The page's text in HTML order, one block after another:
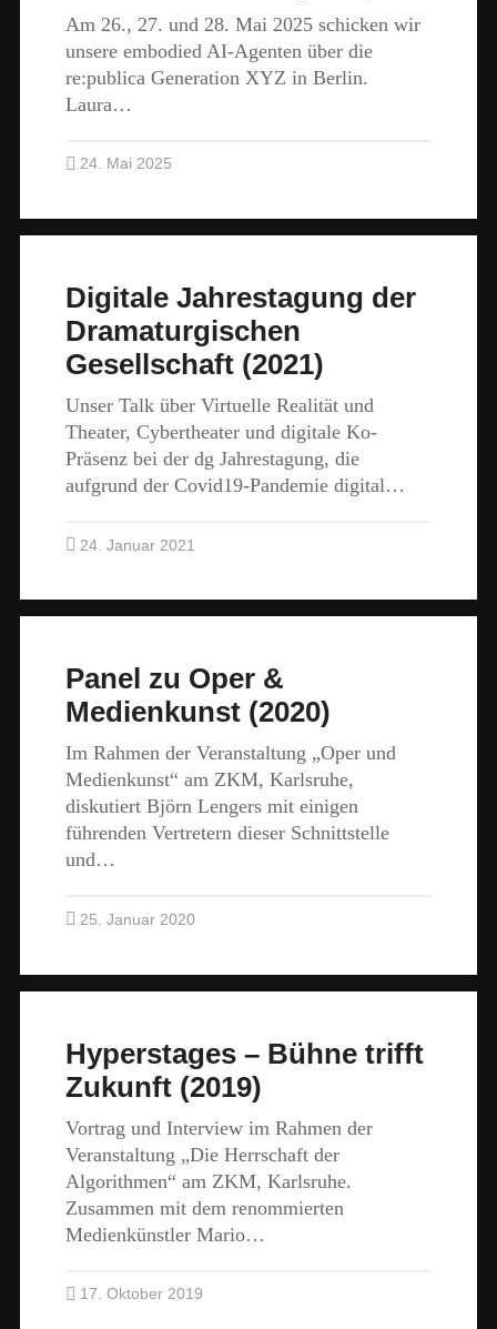
Am 26., 27. und 28. Mai 2025 schicken wir
unsere embodied AI-Agenten über die
re:publica Generation XYZ in Berlin.
Laura…
24. Mai 2025
Digitale Jahrestagung der
Dramaturgischen
Gesellschaft (2021)
Unser Talk über Virtuelle Realität und
Theater, Cybertheater und digitale Ko-
Präsenz bei der dg Jahrestagung, die
aufgrund der Covid19-Pandemie digital…
24. Januar 2021
Panel zu Oper &
Medienkunst (2020)
Im Rahmen der Veranstaltung „Oper und
Medienkunst“ am ZKM, Karlsruhe,
diskutiert Björn Lengers mit einigen
führenden Vertretern dieser Schnittstelle
und…
25. Januar 2020
Hyperstages – Bühne trifft
Zukunft (2019)
Vortrag und Interview im Rahmen der
Veranstaltung „Die Herrschaft der
Algorithmen“ am ZKM, Karlsruhe.
Zusammen mit dem renommierten
Medienkünstler Mario…
17. Oktober 2019